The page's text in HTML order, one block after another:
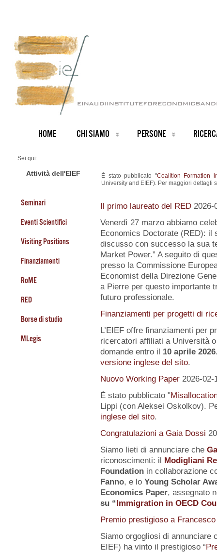
HOME CHI SIAMO PERSONE
Sei qui:
ARCHIVIO NOTIZIE
Attività dell'EIEF
Seminari
Eventi Scientifici
Visiting Positions
Finanziamenti
RoME
RED
Borse di studio
MLegis
È stato pubblicato "Coalition Formation
University and EIEF). Per maggiori dettagli
Il primo laureato del RED 2026-
Venerdì 27 marzo abbiamo
Economics Doctorate (RED): il
discusso con successo la sua
Market Power.” A seguito di
presso la Commissione
Economist della Direzione
a Pierre per questo importante
futuro professionale.
Finanziamenti per progetti di
L’EIEF offre finanziamenti per
ricercatori affiliati a Università
domande entro il 10 aprile 2026
versione inglese del sito.
Nuovo Working Paper 2026-02-
È stato pubblicato "
Lippi (con Aleksei Oskolkov).
inglese del sito.
Congratulazioni a Gaia Dossi
Siamo lieti di annunciare che
riconoscimenti: il Modigliani
Foundationin collaborazione
Fanno, e lo Young Scholar
Economics Paper, assegnato
su“Immigration in OECD
Premio prestigioso a
Siamo orgogliosi di annunciare
EIEF) ha vinto il prestigioso “